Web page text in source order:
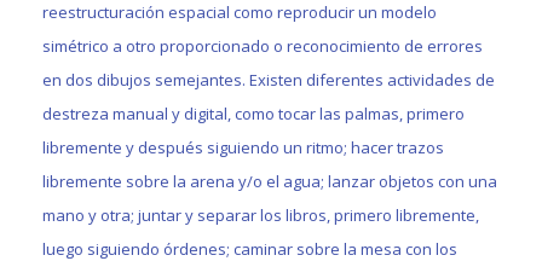
reestructuración espacial como reproducir un modelo
simétrico a otro proporcionado o reconocimiento de errores
en dos dibujos semejantes. Existen diferentes actividades de
destreza manual y digital, como tocar las palmas, primero
libremente y después siguiendo un ritmo; hacer trazos
libremente sobre la arena y/o el agua; lanzar objetos con una
mano y otra; juntar y separar los libros, primero libremente,
luego siguiendo órdenes; caminar sobre la mesa con los